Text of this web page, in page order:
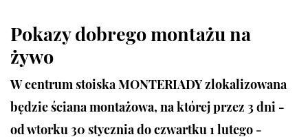
Pokazy dobrego montażu na
żywo
W centrum stoiska MONTERIADY zlokalizowana
będzie ściana montażowa, na której przez 3 dni -
od wtorku 30 stycznia do czwartku 1 lutego -